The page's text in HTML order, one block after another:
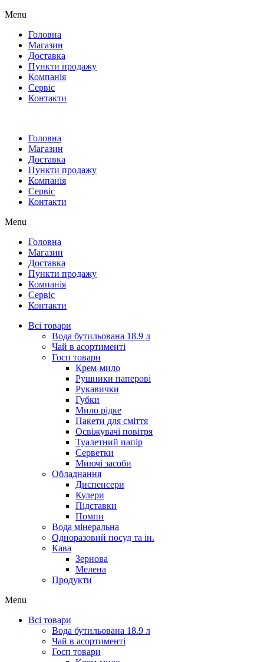
Menu
Головна
Магазин
Доставка
Пункти продажу
Компанія
Сервіс
Контакти
Головна
Магазин
Доставка
Пункти продажу
Компанія
Сервіс
Контакти
Menu
Головна
Магазин
Доставка
Пункти продажу
Компанія
Сервіс
Контакти
Всі товари
Вода бутильована 18.9 л
Чай в асортименті
Госп товари
Крем-мило
Рушники паперові
Рукавички
Губки
Мило рідке
Пакети для сміття
Освіжувачі повітря
Туалетний папір
Серветки
Миючі засоби
Обладнання
Диспенсери
Кулери
Підставки
Помпи
Вода мінеральна
Одноразовий посуд та ін.
Кава
Зернова
Мелена
Продукти
Menu
Всі товари
Вода бутильована 18.9 л
Чай в асортименті
Госп товари